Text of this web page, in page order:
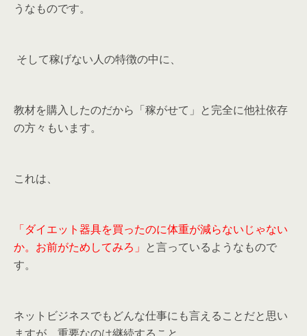
うなものです。
そして稼げない人の特徴の中に、
教材を購入したのだから「稼がせて」と完全に他社依存
の方々もいます。
これは、
「ダイエット器具を買ったのに体重が減らないじゃない
か。お前がためしてみろ」 と言っているようなもので
す。
ネットビジネスでもどんな仕事にも言えることだと思い